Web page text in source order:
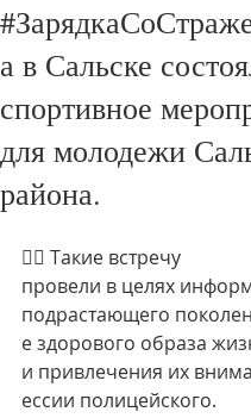
а в Сальске
спортивное
для молодежи
района.
👮‍♀ Такие встречу
провели в целях
подрастающего
е здорового образа
и привлечения их
ессии полицейского.